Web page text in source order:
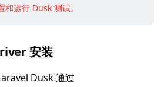
和运行 Dusk 测试。
安装
Dusk 通过